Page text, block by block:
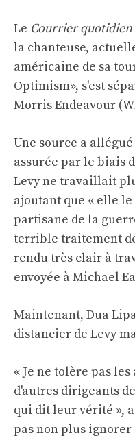
Le Courrier quotidien
la chanteuse,
américaine de sa
Optimism», s'est
Morris Endeavour
Une source a
assurée par le biais
Levy ne travaillait
ajoutant que « elle
partisane de la
terrible traitement
rendu très clair à
envoyée à Michael
Maintenant, Dua
distancier de Levy
« Je ne tolère pas
d'autres dirigeants
qui dit leur vérité »,
pas non plus ignorer